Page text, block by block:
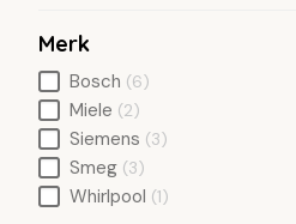
Merk
Bosch (6)
Miele (2)
Siemens (3)
Smeg (3)
Whirlpool (1)